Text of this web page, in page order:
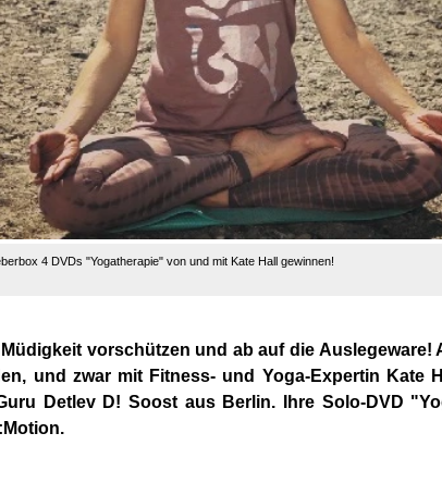
4 DVDs "Yogatherapie" von und mit Kate Hall gewinnen!
vorschützen und ab auf die Auslegeware!
und zwar mit Fitness- und Yoga-Expertin Kate
Detlev D! Soost aus Berlin. Ihre Solo-DVD